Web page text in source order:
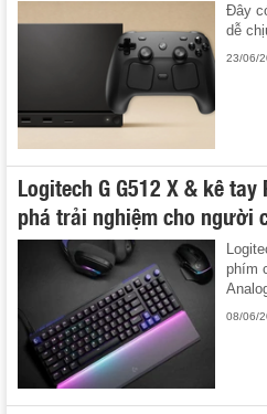
Đây
dễ
23/06/
Logitech G G512 X & kê
phá trải nghiệm cho người
phím
08/06/